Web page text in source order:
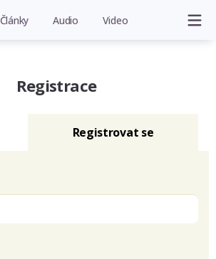
Články Audio Video
Registrace
Registrovat se